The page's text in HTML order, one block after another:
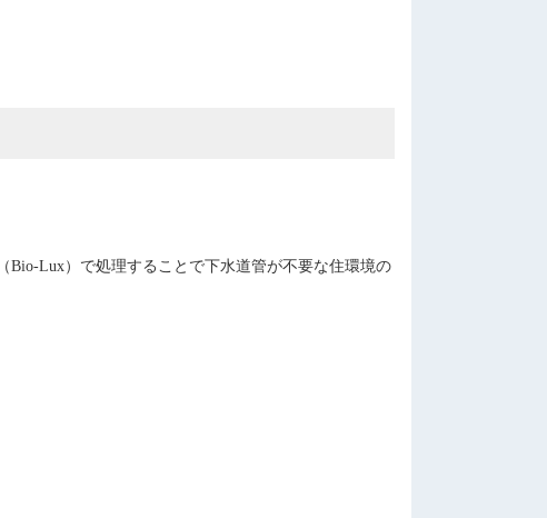
Bio-Lux）で処理することで下水道管が不要な住環境の